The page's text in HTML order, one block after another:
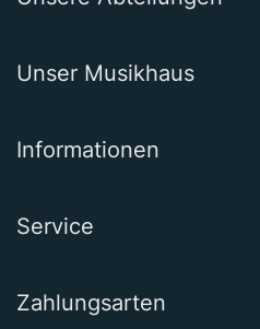
Unser Musikhaus
Informationen
Service
Zahlungsarten